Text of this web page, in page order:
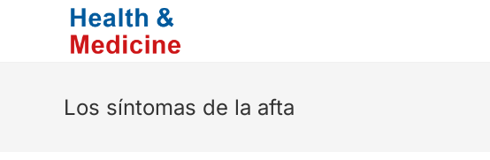
Los síntomas de la afta